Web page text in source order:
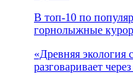
В топ-10 по
горнолыжные
«Древняя
разговаривает